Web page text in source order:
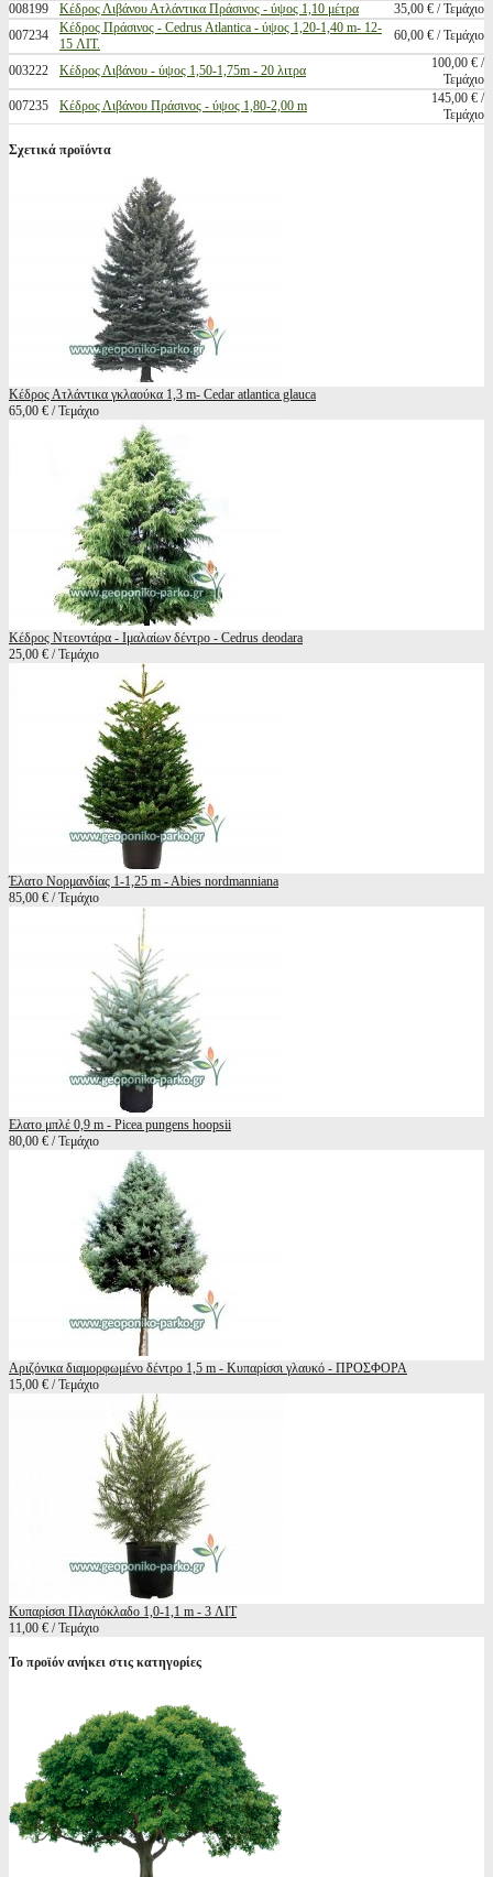
008199
Κέδρος Λιβάνου Ατλάντικα Πράσινος - ύψος 1,10 μέτρα
35,00 € / Τεμάχιο
007234
Κέδρος Πράσινος - Cedrus Atlantica - ύψος 1,20-1,40 m- 12-
15 ΛΙΤ.
60,00 € / Τεμάχιο
003222 Κέδρος Λιβάνου - ύψος 1,50-1,75m - 20 λιτρα
100,00 € /
Τεμάχιο
007235
Κέδρος Λιβάνου Πράσινος - ύψος 1,80-2,00 m
145,00 € /
Τεμάχιο
Σχετικά προϊόντα
Κέδρος Ατλάντικα γκλαούκα 1,3 m- Cedar atlantica glauca
65,00 € / Τεμάχιο
Κέδρος Ντεοντάρα - Ιμαλαίων δέντρο - Cedrus deodara
25,00 € / Τεμάχιο
Έλατο Νορμανδίας 1-1,25 m - Abies nordmanniana
85,00 € / Τεμάχιο
Ελατο μπλέ 0,9 m - Picea pungens hoopsii
80,00 € / Τεμάχιο
Αριζόνικα διαμορφωμένο δέντρο 1,5 m - Κυπαρίσσι γλαυκό - ΠΡΟΣΦΟΡΑ
15,00 € / Τεμάχιο
Κυπαρίσσι Πλαγιόκλαδο 1,0-1,1 m - 3 ΛΙΤ
11,00 € / Τεμάχιο
Το προϊόν ανήκει στις κατηγορίες